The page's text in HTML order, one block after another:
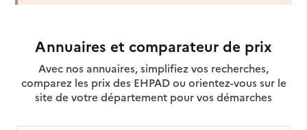
Annuaires et comparateur de prix
Avec nos annuaires, simplifiez vos recherches,
comparez les prix des EHPAD ou orientez-vous sur le
site de votre département pour vos démarches